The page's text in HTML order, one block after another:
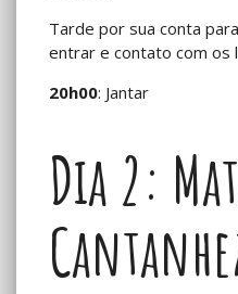
Tarde por sua conta
entrar e contato com os
20h00: Jantar
Dia 2: